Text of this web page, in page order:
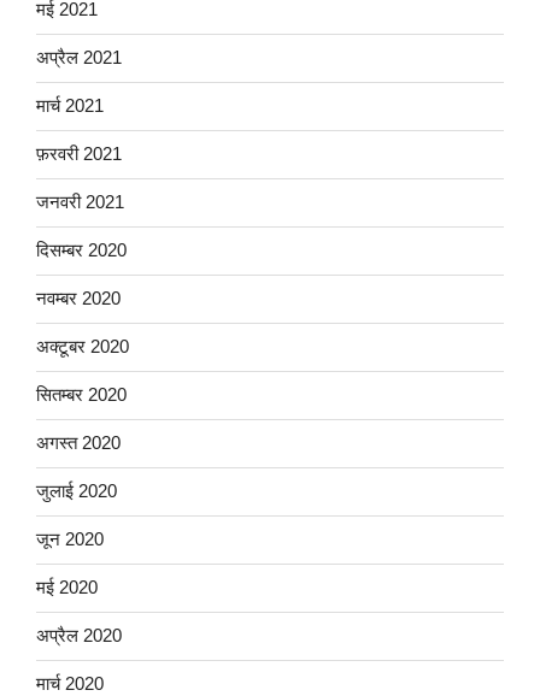
मई 2021
अप्रैल 2021
मार्च 2021
फ़रवरी 2021
जनवरी 2021
दिसम्बर 2020
नवम्बर 2020
अक्टूबर 2020
सितम्बर 2020
अगस्त 2020
जुलाई 2020
जून 2020
मई 2020
अप्रैल 2020
मार्च 2020